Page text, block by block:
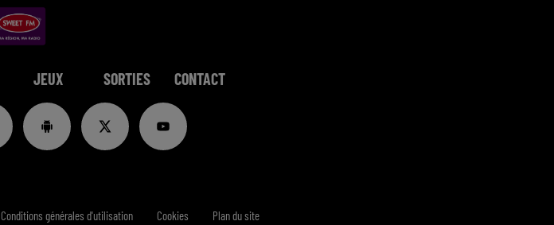
JEUX SORTIES CONTACT
Conditions générales d'utilisation Cookies Plan du site